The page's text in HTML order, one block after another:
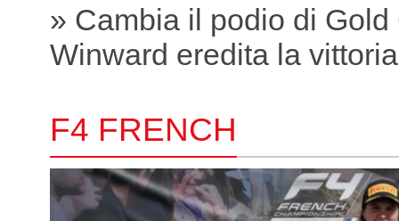
» Cambia il podio di
Winward eredita la
F4 FRENCH